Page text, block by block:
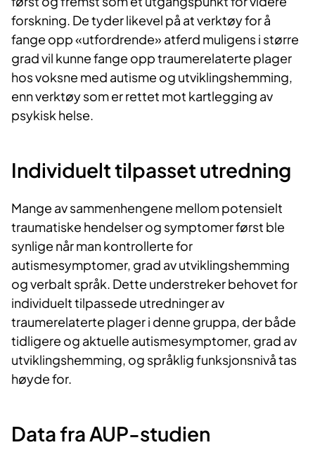
forskning. De tyder likevel på at verktøy for å
fange opp «utfordrende» atferd muligens i større
grad vil kunne fange opp traumerelaterte plager
hos voksne med autisme og utviklingshemming,
enn verktøy som er rettet mot kartlegging av
psykisk helse.
Individ​​​uelt tilpasset utredning
Mange av sammenhengene mellom potensielt
traumatiske hendelser og symptomer først ble
synlige når man kontrollerte for
autismesymptomer, grad av utviklingshemming
og verbalt språk. Dette understreker behovet for
individuelt tilpassede utredninger av
traumerelaterte plager i denne gruppa, der både
tidligere og aktuelle autismesymptomer, grad av
utviklingshemming, og språklig funksjonsnivå tas
høyde for.
Data fra AUP-studien